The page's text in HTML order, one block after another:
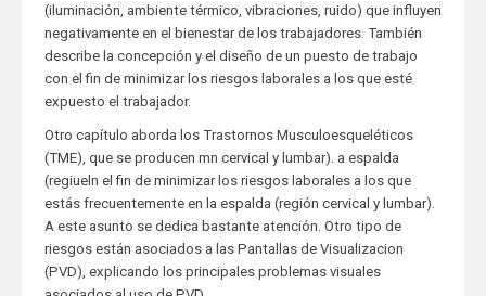
(iluminación, ambiente térmico, vibraciones, ruido) que influyen
negativamente en el bienestar de los trabajadores. También
describe la concepción y el diseño de un puesto de trabajo
con el fin de minimizar los riesgos laborales a los que esté
expuesto el trabajador.
Otro capítulo aborda los Trastornos Musculoesqueléticos
(TME), que se producen mn cervical y lumbar). a espalda
(regiueln el fin de minimizar los riesgos laborales a los que
estás frecuentemente en la espalda (región cervical y lumbar).
A este asunto se dedica bastante atención. Otro tipo de
riesgos están asociados a las Pantallas de Visualizacion
(PVD), explicando los principales problemas visuales